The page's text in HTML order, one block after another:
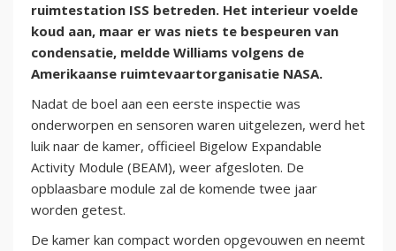
ruimtestation ISS betreden. Het interieur voelde
koud aan, maar er was niets te bespeuren van
condensatie, meldde Williams volgens de
Amerikaanse ruimtevaartorganisatie NASA.
Nadat de boel aan een eerste inspectie was
onderworpen en sensoren waren uitgelezen, werd het
luik naar de kamer, officieel Bigelow Expandable
Activity Module (BEAM), weer afgesloten. De
opblaasbare module zal de komende twee jaar
worden getest.
De kamer kan compact worden opgevouwen en neemt